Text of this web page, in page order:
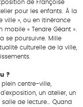
de Françoise
pour les enfants. À la
ville », ou en itinérance
« Tendre Géant ».
se poursuivre. Mille
culturelle de la ville,
?
centre-ville,
un atelier, un
de lecture… Quand